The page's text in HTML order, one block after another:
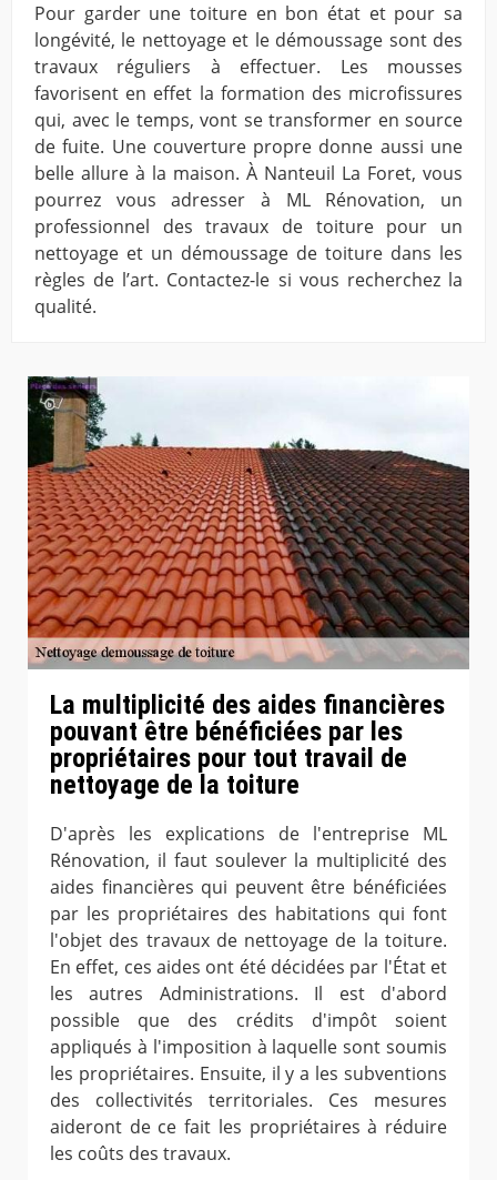
Pour garder une toiture en bon état et pour sa
longévité, le nettoyage et le démoussage sont des
travaux réguliers à effectuer. Les mousses
favorisent en effet la formation des microfissures
qui, avec le temps, vont se transformer en source
de fuite. Une couverture propre donne aussi une
belle allure à la maison. À Nanteuil La Foret, vous
pourrez vous adresser à ML Rénovation, un
professionnel des travaux de toiture pour un
nettoyage et un démoussage de toiture dans les
règles de l’art. Contactez-le si vous recherchez la
qualité.
La multiplicité des aides financières
pouvant être bénéficiées par les
propriétaires pour tout travail de
nettoyage de la toiture
D'après les explications de l'entreprise ML
Rénovation, il faut soulever la multiplicité des
aides financières qui peuvent être bénéficiées
par les propriétaires des habitations qui font
l'objet des travaux de nettoyage de la toiture.
En effet, ces aides ont été décidées par l'État et
les autres Administrations. Il est d'abord
possible que des crédits d'impôt soient
appliqués à l'imposition à laquelle sont soumis
les propriétaires. Ensuite, il y a les subventions
des collectivités territoriales. Ces mesures
aideront de ce fait les propriétaires à réduire
les coûts des travaux.